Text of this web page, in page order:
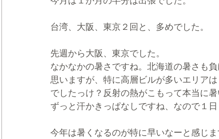
CRMブランディング® デジタルマーケティングブランデ
台湾、大阪、東京２回と、多めでした。
先週から大阪、東京でした。
なかなかの暑さですね。北海道の暑さも
思いますが、特に高層ビルが多いエリア
でしたっけ？反射の熱がこもって本当に
ずっと汗かきっぱなしですね、なので１
今年は暑くなるのが特に早いなーと感じ